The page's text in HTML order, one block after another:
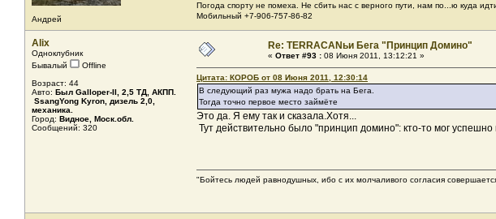
Андрей
Погода спорту не помеха. Не сбить нас с верного пути, нам по...ю куда
Мобильный +7-906-757-86-82
Alix
Одноклубник
Бывалый
Offline
Возраст: 44
Авто: Был Galloper-II, 2,5 ТД, АКПП.
SsangYong Kyron, дизель 2,0,
механика.
Город: Видное, Моск.обл.
Сообщений: 320
Re: TERRACANьи Бега "Принцип Домино"
« Ответ #93 : 08 Июня 2011, 13:12:21 »
Цитата: КОРОБ от 08 Июня 2011, 12:30:14
В следующий раз мужа надо брать на Бега.
Тогда точно первое место займёте
Это да. Я ему так и сказала.Хотя...
Тут действительно было "принцип домино": кто-то мог
"Бойтесь людей равнодушных, ибо с их молчаливого согласия